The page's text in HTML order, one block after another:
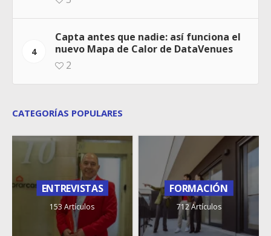
4
Capta antes que nadie: así funciona el
nuevo Mapa de Calor de DataVenues
2
CATEGORÍAS POPULARES
ENTREVISTAS
153 Artículos
FORMACIÓN
712 Artículos